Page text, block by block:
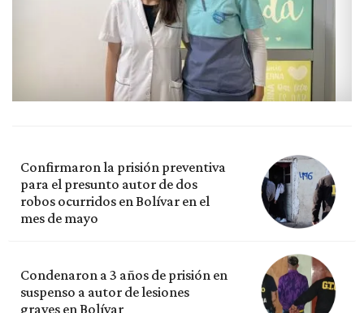
Confirmaron la prisión preventiva
para el presunto autor de dos
robos ocurridos en Bolívar en el
mes de mayo
Condenaron a 3 años de prisión en
suspenso a autor de lesiones
graves en Bolívar